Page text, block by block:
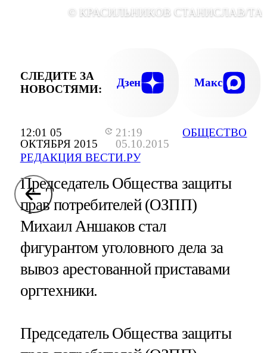
12:01 05
ОКТЯБРЯ 2015
21:19
05.10.2015
РЕДАКЦИЯ ВЕСТИ.РУ
ОБЩЕСТВО
© КРАСИЛЬНИКОВ СТАНИСЛАВ/
СЛЕДИТЕ ЗА
НОВОСТЯМИ:
Дзен Макс
Председатель Общества защиты
прав потребителей (ОЗПП)
Михаил Аншаков стал
фигурантом уголовного дела за
вывоз арестованной приставами
оргтехники.
Председатель Общества защиты